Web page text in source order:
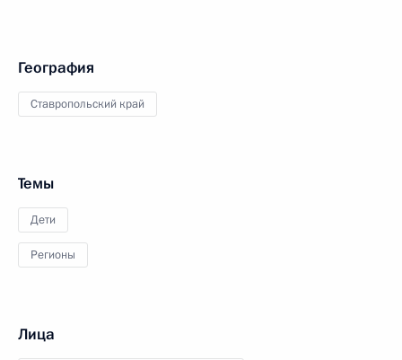
География
Ставропольский край
Темы
Дети
Регионы
Лица